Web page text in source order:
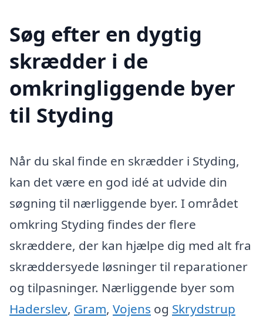
Søg efter en dygtig
skrædder i de
omkringliggende byer
til Styding
Når du skal finde en skrædder i Styding,
kan det være en god idé at udvide din
søgning til nærliggende byer. I området
omkring Styding findes der flere
skræddere, der kan hjælpe dig med alt fra
skræddersyede løsninger til reparationer
og tilpasninger. Nærliggende byer som
Haderslev, Gram, Vojens og Skrydstrup